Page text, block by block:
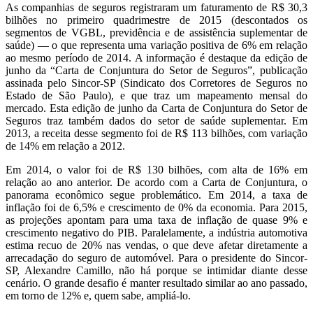
As companhias de seguros registraram um faturamento de R$ 30,3
bilhões no primeiro quadrimestre de 2015 (descontados os
segmentos de VGBL, previdência e de assistência suplementar de
saúde) — o que representa uma variação positiva de 6% em relação
ao mesmo período de 2014. A informação é destaque da edição de
junho da “Carta de Conjuntura do Setor de Seguros”, publicação
assinada pelo Sincor-SP (Sindicato dos Corretores de Seguros no
Estado de São Paulo), e que traz um mapeamento mensal do
mercado. Esta edição de junho da Carta de Conjuntura do Setor de
Seguros traz também dados do setor de saúde suplementar. Em
2013, a receita desse segmento foi de R$ 113 bilhões, com variação
de 14% em relação a 2012.
Em 2014, o valor foi de R$ 130 bilhões, com alta de 16% em
relação ao ano anterior. De acordo com a Carta de Conjuntura, o
panorama econômico segue problemático. Em 2014, a taxa de
inflação foi de 6,5% e crescimento de 0% da economia. Para 2015,
as projeções apontam para uma taxa de inflação de quase 9% e
crescimento negativo do PIB. Paralelamente, a indústria automotiva
estima recuo de 20% nas vendas, o que deve afetar diretamente a
arrecadação do seguro de automóvel. Para o presidente do Sincor-
SP, Alexandre Camillo, não há porque se intimidar diante desse
cenário. O grande desafio é manter resultado similar ao ano passado,
em torno de 12% e, quem sabe, ampliá-lo.